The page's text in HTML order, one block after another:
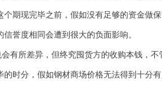
期现完毕之前，假如没有足够的资金做
誉度相同会遭到很大的负面影响。
有所差异，但终究囤货方的收购本钱，不
时分，假如钢材商场价格无法得到十分